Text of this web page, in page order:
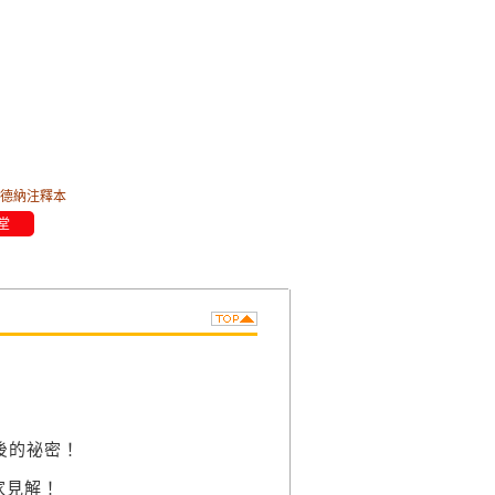
納注釋本
祕密！
解！